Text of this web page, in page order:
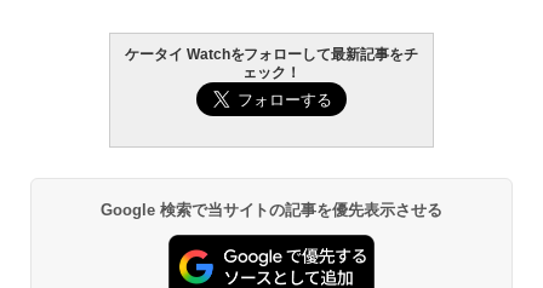
ケータイ Watchをフォローして最新記事をチ
ェック！
Google 検索で当サイトの記事を優先表示させる